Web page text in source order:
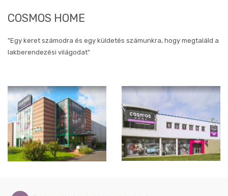
COSMOS HOME
"Egy keret számodra és egy küldetés számunkra, hogy megtaláld a
lakberendezési világodat"